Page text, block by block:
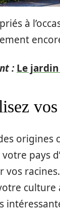
à
: Le
origines
pays
vos
culture